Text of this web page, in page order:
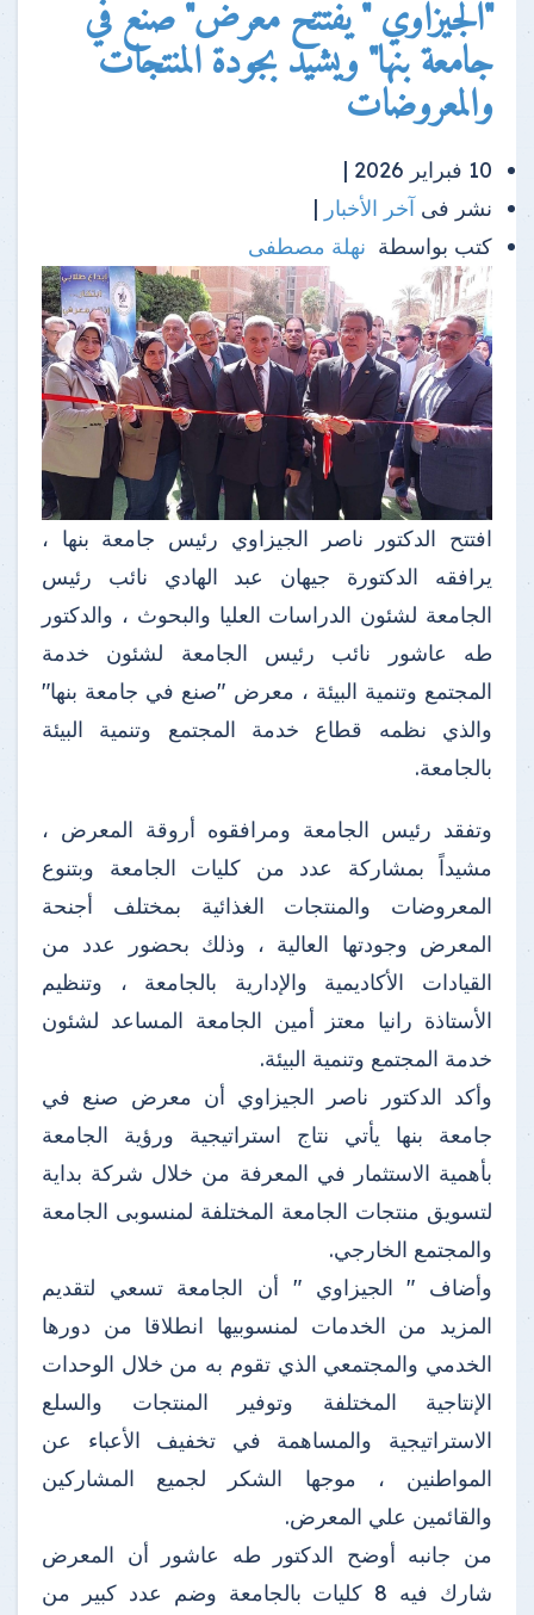
"الجيزاوي " يفتتح معرض" صنع في
جامعة بنها" ويشيد بجودة المنتجات
والمعروضات
10 فبراير 2026 |
نشر فى آخر الأخبار |
كتب بواسطة نهلة مصطفى
افتتح الدكتور ناصر الجيزاوي رئيس جامعة بنها ،
يرافقه الدكتورة جيهان عبد الهادي نائب رئيس
الجامعة لشئون الدراسات العليا والبحوث ، والدكتور
طه عاشور نائب رئيس الجامعة لشئون خدمة
المجتمع وتنمية البيئة ، معرض "صنع في جامعة بنها"
والذي نظمه قطاع خدمة المجتمع وتنمية البيئة
بالجامعة.
وتفقد رئيس الجامعة ومرافقوه أروقة المعرض ،
مشيداً بمشاركة عدد من كليات الجامعة وبتنوع
المعروضات والمنتجات الغذائية بمختلف أجنحة
المعرض وجودتها العالية ، وذلك بحضور عدد من
القيادات الأكاديمية والإدارية بالجامعة ، وتنظيم
الأستاذة رانيا معتز أمين الجامعة المساعد لشئون
خدمة المجتمع وتنمية البيئة.
وأكد الدكتور ناصر الجيزاوي أن معرض صنع في
جامعة بنها يأتي نتاج استراتيجية ورؤية الجامعة
بأهمية الاستثمار في المعرفة من خلال شركة بداية
لتسويق منتجات الجامعة المختلفة لمنسوبى الجامعة
والمجتمع الخارجي.
وأضاف " الجيزاوي " أن الجامعة تسعي لتقديم
المزيد من الخدمات لمنسوبيها انطلاقا من دورها
الخدمي والمجتمعي الذي تقوم به من خلال الوحدات
الإنتاجية المختلفة وتوفير المنتجات والسلع
الاستراتيجية والمساهمة في تخفيف الأعباء عن
المواطنين ، موجها الشكر لجميع المشاركين
والقائمين علي المعرض.
من جانبه أوضح الدكتور طه عاشور أن المعرض
شارك فيه 8 كليات بالجامعة وضم عدد كبير من